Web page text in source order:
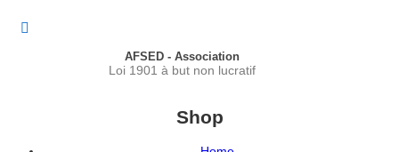
AFSED - Association
Loi 1901 à but non lucratif
Shop